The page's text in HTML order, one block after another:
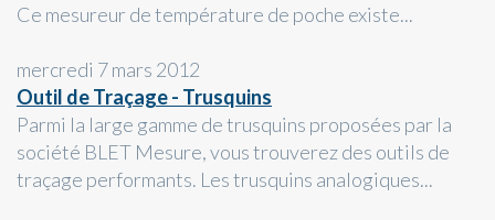
Ce mesureur de température de poche existe...
mercredi 7 mars 2012
Outil de Traçage - Trusquins
Parmi la large gamme de trusquins proposées par la
société BLET Mesure, vous trouverez des outils de
traçage performants. Les trusquins analogiques...